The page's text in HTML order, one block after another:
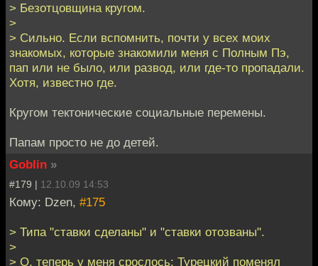
> Безотцовщина кругом.
>
> Сильно. Если вспомнить, почти у всех моих
знакомых, которые знакомили меня с Полным Пэ,
пап или не было, или развод, или где-то пропадали.
Хотя, известно где.
Кругом тектонические социальные перемены.
Папам просто не до детей.
Goblin »
#179 | 12.10.09 14:53
Кому: Dzen, #175
> Типа "ставки сделаны" и "ставки отозваны".
>
> О, теперь у меня срослось: Турецкий поменял